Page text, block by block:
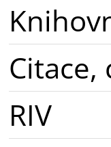
RIV